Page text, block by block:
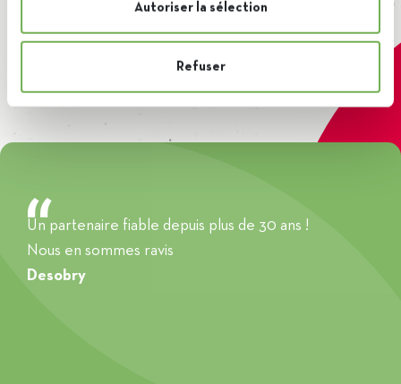
Autoriser la sélection
Refuser
Découvrir
Un partenaire fiable depuis plus de 30 ans !
Nous en sommes ravis
Desobry